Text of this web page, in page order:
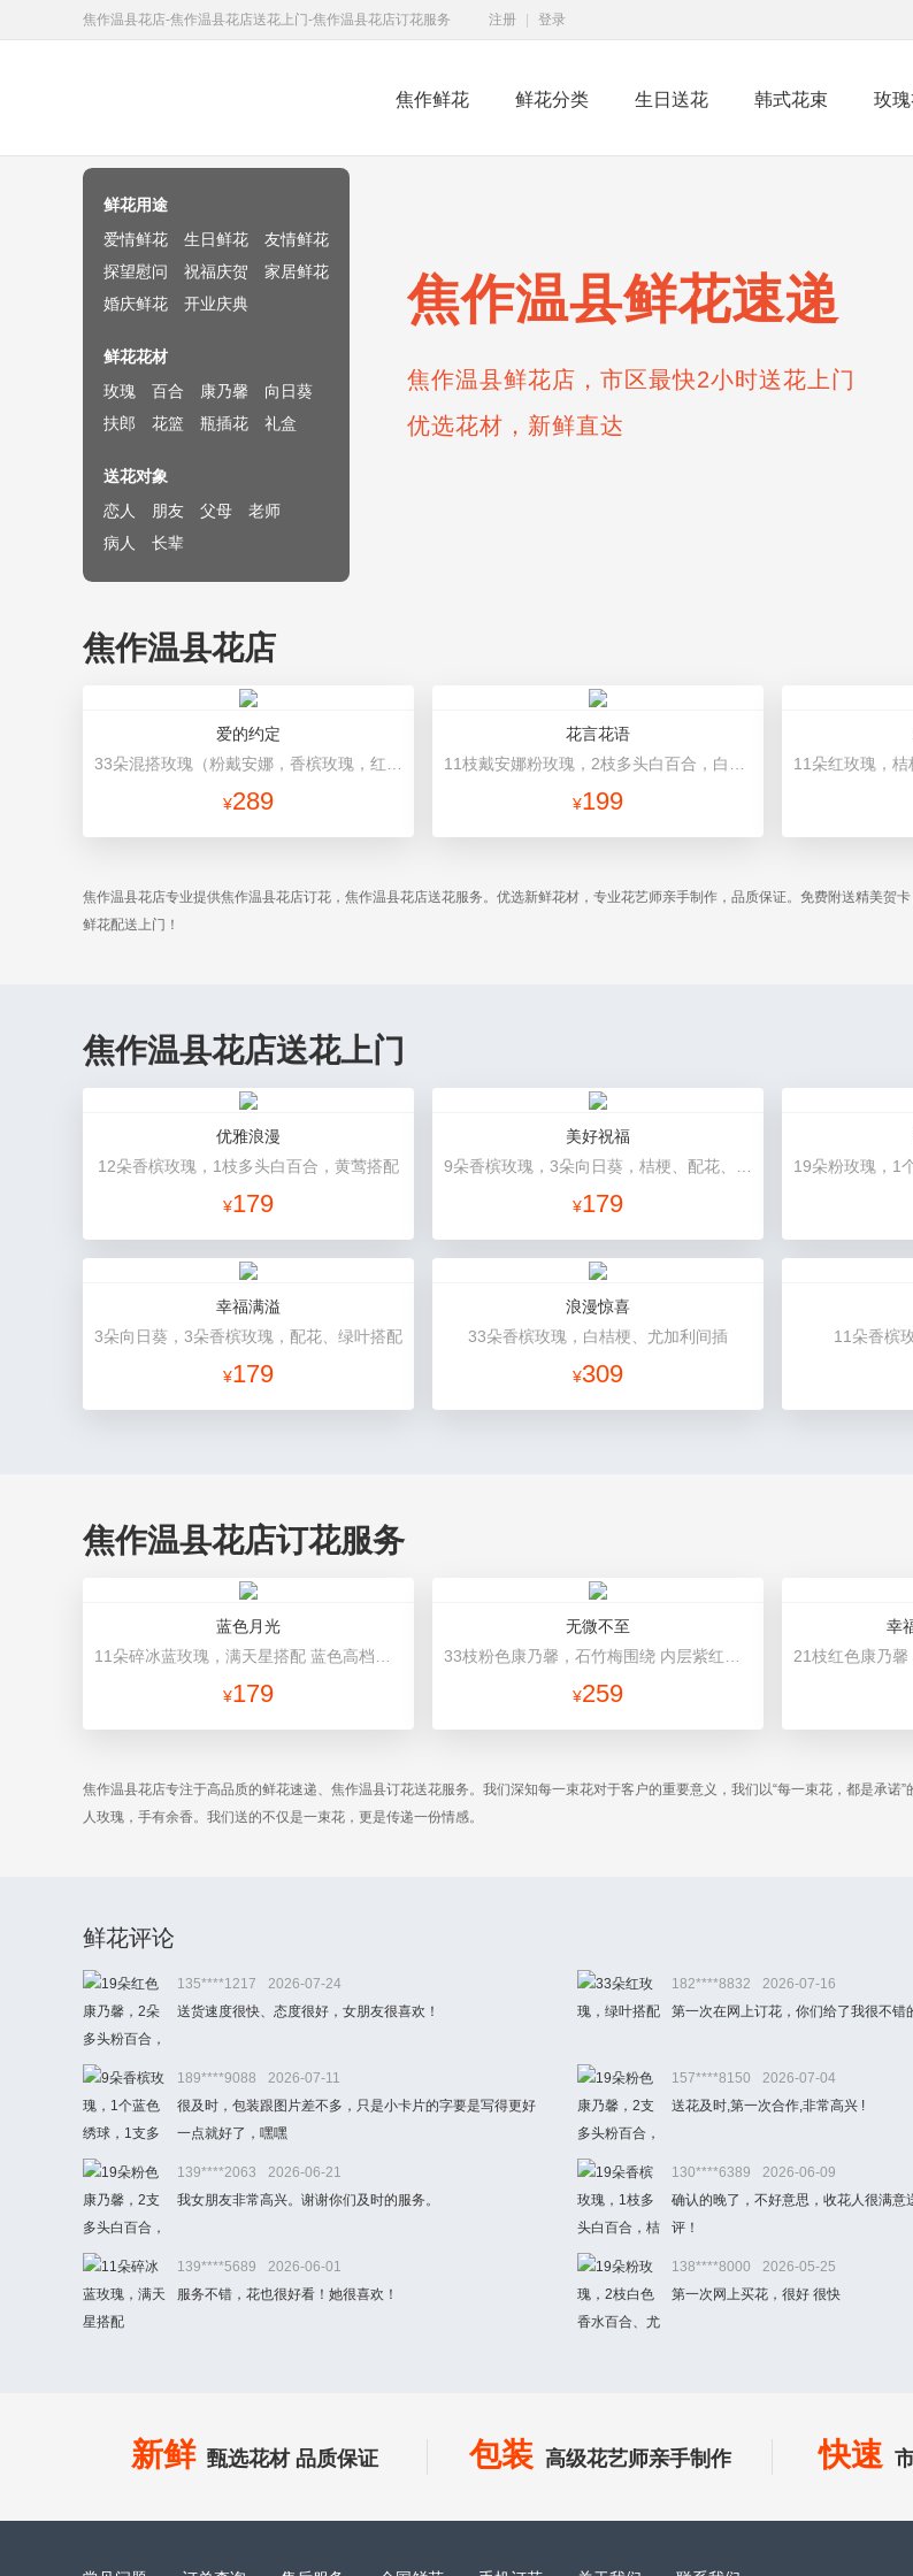
焦作温县花店-焦作温县花店送花上门-焦作温县花店订花服务 注册 登录
焦作鲜花 鲜花分类 生日送花 韩式花束 玫
焦作温县鲜花速递
焦作温县鲜花店，市区最快2小时送花上门
优选花材，新鲜直达
鲜花用途
爱情鲜花
生日鲜花
友情鲜花
探望慰问
祝福庆贺
家居鲜花
婚庆鲜花
开业庆典
鲜花花材
玫瑰
百合 康乃馨
向日葵
扶郎
花篮 瓶插花 礼盒
送花对象
恋人
朋友 父母
老师
病人
长辈
焦作温县花店
爱的约定
¥289
花言花语
¥199
焦作温县花店专业提供焦作温县花店订花，焦作温县花店送花服务。优选新鲜花材，专业花艺师亲手制作，品质保证。免费附送精美
鲜花配送上门！
焦作温县花店送花上门
优雅浪漫
12朵香槟玫瑰，1枝多头白百合，黄莺搭配
¥179
美好祝福
¥179
幸福满溢
3朵向日葵，3朵香槟玫瑰，配花、绿叶搭配
¥179
浪漫惊喜
33朵香槟玫瑰，白桔梗、尤加利间插
¥309
11朵香槟
焦作温县花店订花服务
蓝色月光
¥179
无微不至
¥259
幸
焦作温县花店专注于高品质的鲜花速递、焦作温县订花送花服务。我们深知每一束花对于客户的重要意义，我们以“每一束花，都是承
人玫瑰，手有余香。我们送的不仅是一束花，更是传递一份情感。
鲜花评论
135****1217
2026-07-24
送货速度很快、态度很好，女朋友很喜欢！
182****8832
2026-07-16
第一次在网上订花，你们给了我很不错
189****9088
2026-07-11
很及时，包装跟图片差不多，只是小卡片的字要是写得更好
一点就好了，嘿嘿
157****8150
2026-07-04
送花及时,第一次合作,非常高兴 !
139****2063
2026-06-21
我女朋友非常高兴。谢谢你们及时的服务。
130****6389
2026-06-09
确认的晚了，不好意思，收花人很满意
评！
139****5689
2026-06-01
服务不错，花也很好看！她很喜欢！
138****8000
2026-05-25
第一次网上买花，很好 很快
新鲜 甄选花材 品质保证 包装 高级花艺师亲手制作 快速